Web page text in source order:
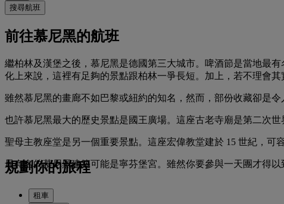
搜尋航班
前往慕尼黑的航班
繼柏林及漢堡之後，慕尼黑是德國第三大城市。啤酒節是當地最
化上來說，這裡有足夠的景點跟柏林一爭長短。加上，若不理會
雖然慕尼黑的畫廊不如巴黎或紐約的知名，然而，部份收藏卻是
也許慕尼黑最大的歷史景點是國王廣場。這座古老寺廟是第二次
聖母主教座堂是另一個重要景點。這座宏偉教堂建於 15 世紀，可
最有名的慕尼黑建築可能是寧芬堡宮。雖然你要參與一天團才得
規劃你的旅程
租車